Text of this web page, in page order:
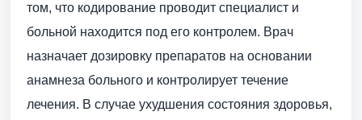
том, что кодирование проводит специалист и
больной находится под его контролем. Врач
назначает дозировку препаратов на основании
анамнеза больного и контролирует течение
лечения. В случае ухудшения состояния здоровья,